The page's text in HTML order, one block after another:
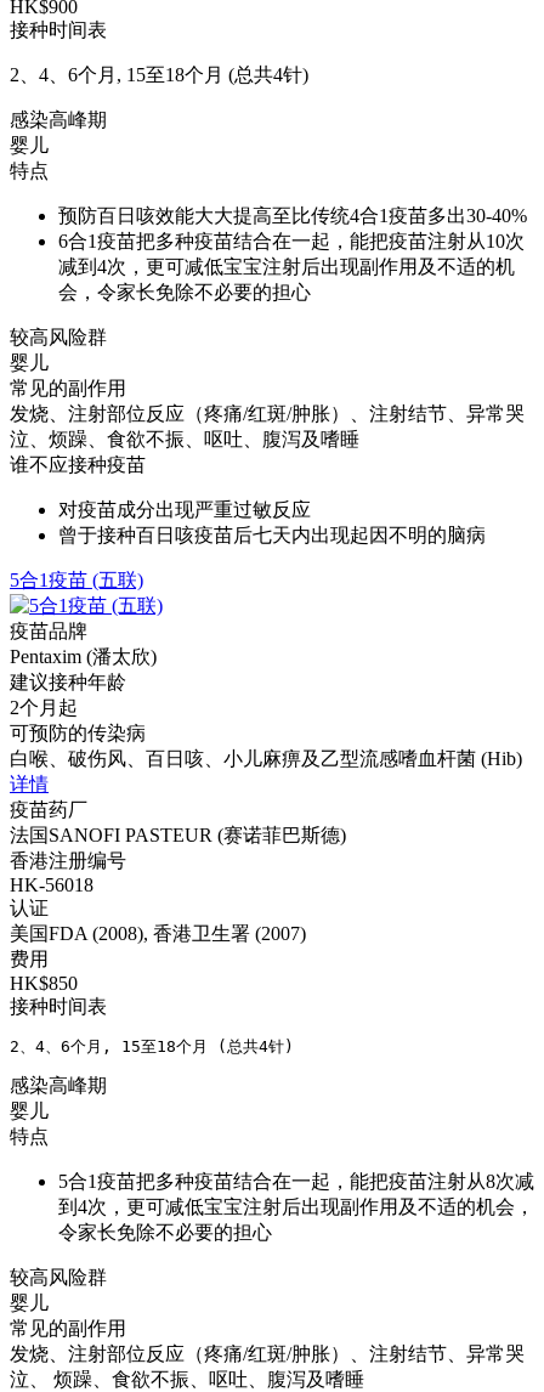
HK$900
接种时间表
2、4、6个月, 15至18个月 (总共4针)
感染高峰期
婴儿
特点
预防百日咳效能大大提高至比传统4合1疫苗多出30-40%
6合1疫苗把多种疫苗结合在一起，能把疫苗注射从10次
减到4次，更可减低宝宝注射后出现副作用及不适的机
会，令家长免除不必要的担心
较高风险群
婴儿
常见的副作用
发烧、注射部位反应（疼痛/红斑/肿胀）、注射结节、异常哭
泣、烦躁、食欲不振、呕吐、腹泻及嗜睡
谁不应接种疫苗
对疫苗成分出现严重过敏反应
曾于接种百日咳疫苗后七天内出现起因不明的脑病
5合1疫苗 (五联)
疫苗品牌
Pentaxim (潘太欣)
建议接种年龄
2个月起
可预防的传染病
白喉、破伤风、百日咳、小儿麻痹及乙型流感嗜血杆菌 (Hib)
详情
疫苗药厂
法国SANOFI PASTEUR (赛诺菲巴斯德)
香港注册编号
HK-56018
认证
美国FDA (2008), 香港卫生署 (2007)
费用
HK$850
接种时间表
2、4、6个月, 15至18个月 (总共4针)
感染高峰期
婴儿
特点
5合1疫苗把多种疫苗结合在一起，能把疫苗注射从8次减
到4次，更可减低宝宝注射后出现副作用及不适的机会，
令家长免除不必要的担心
较高风险群
婴儿
常见的副作用
发烧、注射部位反应（疼痛/红斑/肿胀）、注射结节、异常哭
泣、 烦躁、食欲不振、呕吐、腹泻及嗜睡